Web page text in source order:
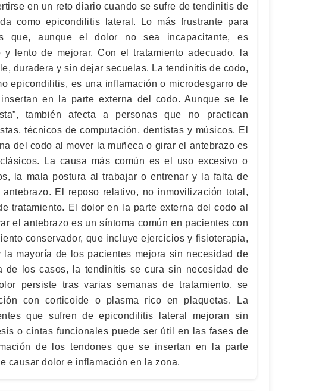
en un reto diario cuando se sufre de tendinitis de
como epicondilitis lateral. Lo más frustrante para
que, aunque el dolor no sea incapacitante, es
y lento de mejorar. Con el tratamiento adecuado, la
duradera y sin dejar secuelas. La tendinitis de codo,
epicondilitis, es una inflamación o microdesgarro de
en la parte externa del codo. Aunque se le
también afecta a personas que no practican
técnicos de computación, dentistas y músicos. El
del codo al mover la muñeca o girar el antebrazo es
La causa más común es el uso excesivo o
la mala postura al trabajar o entrenar y la falta de
El reposo relativo, no inmovilización total,
tratamiento. El dolor en la parte externa del codo al
el antebrazo es un síntoma común en pacientes con
conservador, que incluye ejercicios y fisioterapia,
mayoría de los pacientes mejora sin necesidad de
de los casos, la tendinitis se cura sin necesidad de
persiste tras varias semanas de tratamiento, se
con corticoide o plasma rico en plaquetas. La
que sufren de epicondilitis lateral mejoran sin
o cintas funcionales puede ser útil en las fases de
de los tendones que se insertan en la parte
causar dolor e inflamación en la zona.